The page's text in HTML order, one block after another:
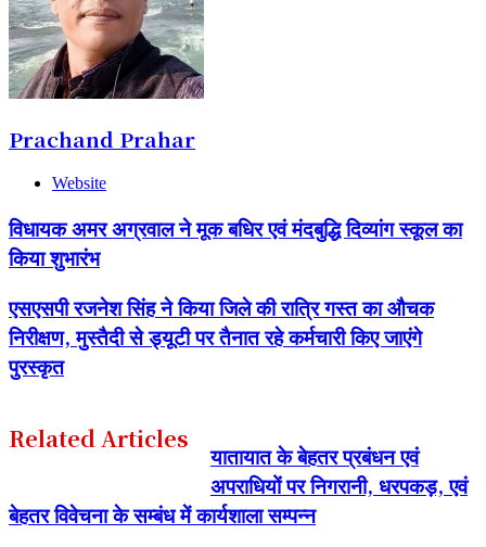
Prachand Prahar
Website
विधायक अमर अग्रवाल ने मूक बधिर एवं मंदबुद्धि दिव्यांग स्कूल का
किया शुभारंभ
एसएसपी रजनेश सिंह ने किया जिले की रात्रि गस्त का औचक
निरीक्षण, मुस्तैदी से ड्यूटी पर तैनात रहे कर्मचारी किए जाएंगे
पुरस्कृत
Related Articles
यातायात के बेहतर प्रबंधन एवं
अपराधियों पर निगरानी, धरपकड़, एवं
बेहतर विवेचना के सम्बंध में कार्यशाला सम्पन्न